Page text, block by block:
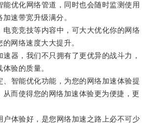
优化网络管道，同时也会随时监测使用
速带宽升级满分。
竞竞技等内容中，可大大优化你的网络
网络速度大大提升。
，我们不只拥有了更优异的战斗力，
验的质量。
智能优化功能，为您的网络加速体验提
从而使得您的网络加速体验更为便捷，更
体验好，是您网络加速之路上必不可少